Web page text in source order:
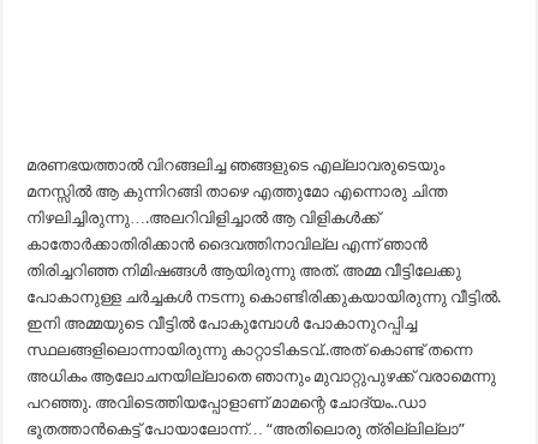
മരണഭയത്താൽ വിറങ്ങലിച്ച ഞങ്ങളുടെ എല്ലാവരുടെയും
മനസ്സിൽ ആ കുന്നിറങ്ങി താഴെ എത്തുമോ എന്നൊരു ചിന്ത
നിഴലിച്ചിരുന്നു….അലറിവിളിച്ചാൽ ആ വിളികൾക്ക്
കാതോർക്കാതിരിക്കാൻ ദൈവത്തിനാവില്ല എന്ന് ഞാൻ
തിരിച്ചറിഞ്ഞ നിമിഷങ്ങൾ ആയിരുന്നു അത്. അമ്മ വീട്ടിലേക്കു
പോകാനുള്ള ചർച്ചകൾ നടന്നു കൊണ്ടിരിക്കുകയായിരുന്നു വീട്ടിൽ.
ഇനി അമ്മയുടെ വീട്ടിൽ പോകുമ്പോൾ പോകാനുറപ്പിച്ച
സ്ഥലങ്ങളിലൊന്നായിരുന്നു കാറ്റാടികടവ്..അത് കൊണ്ട് തന്നെ
അധികം ആലോചനയില്ലാതെ ഞാനും മുവാറ്റുപുഴക്ക് വരാമെന്നു
പറഞ്ഞു. അവിടെത്തിയപ്പോളാണ് മാമന്റെ ചോദ്യം..ഡാ
ഭൂതത്താൻകെട്ട് പോയാലോന്ന്… “അതിലൊരു ത്രില്ലില്ലാ”